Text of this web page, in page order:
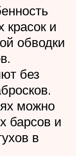
красок и
обводки
без
можно
барсов и
в